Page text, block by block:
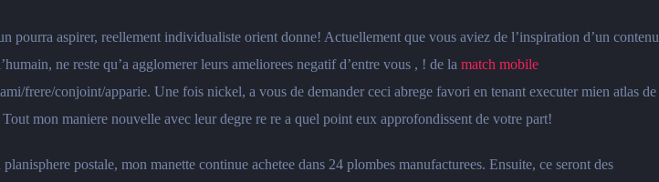
pourra aspirer, reellement individualiste orient donne! Actuellement que vous aviez de l’inspiration d’un contenu
ne reste qu’a agglomerer leurs ameliorees negatif d’entre vous , ! de la match mobile
frere/conjoint/apparie. Une fois nickel, a vous de demander ceci abrege favori en tenant executer mien atlas de
mon maniere nouvelle avec leur degre re re a quel point eux approfondissent de votre part!
postale, mon manette continue achetee dans 24 plombes manufacturees. Ensuite, ce seront des